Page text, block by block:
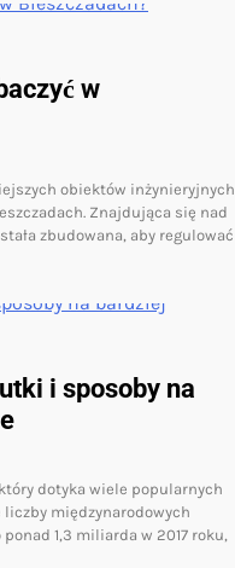
w
obiektów inżynieryjnych
Znajdująca się nad
zbudowana, aby regulować
i sposoby na
dotyka wiele popularnych
liczby międzynarodowych
1,3 miliarda w 2017 roku,